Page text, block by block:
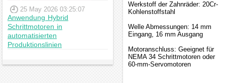
25 May 2026 03:25:07
Anwendung Hybrid
Schrittmotoren in
automatisierten
Produktionslinien
Werkstoff der Zahnräder: 20Cr-
Kohlenstoffstahl
Welle Abmessungen: 14 mm
Eingang, 16 mm Ausgang
Motoranschluss: Geeignet für
NEMA 34 Schrittmotoren oder
60-mm-Servomotoren